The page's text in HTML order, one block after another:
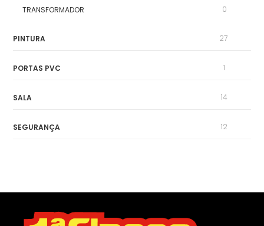
TRANSFORMADOR 0
PINTURA 27
PORTAS PVC 1
SALA 14
SEGURANÇA 12